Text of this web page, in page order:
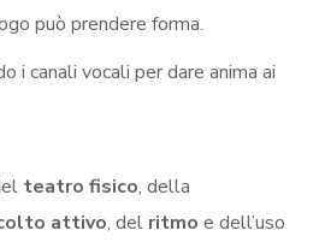
può prendere forma.
i canali vocali per dare anima ai
teatro fisico, della
attivo, del ritmo e dell’uso